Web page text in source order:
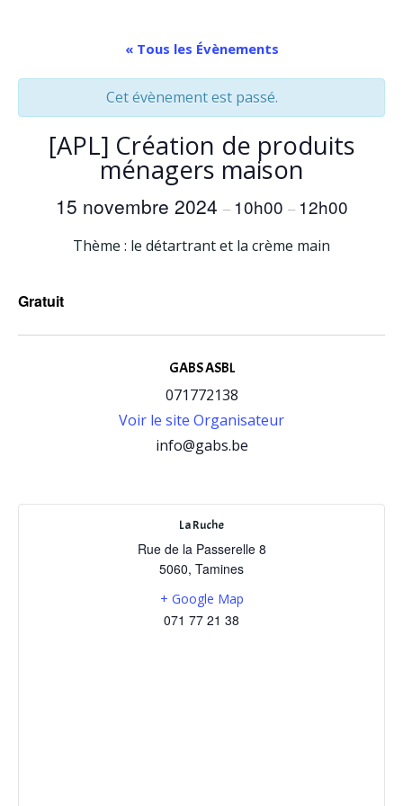
contenu
« Tous les Évènements
Cet évènement est passé.
[APL] Création de produits
ménagers maison
15 novembre 2024 – 10h00 – 12h00
Thème : le détartrant et la crème main
Gratuit
GABS ASBL
071772138
Voir le site Organisateur
info@gabs.be
La Ruche
Rue de la Passerelle 8
5060, Tamines
+ Google Map
071 77 21 38